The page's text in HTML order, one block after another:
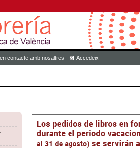
contacte amb nosaltres Accedeix